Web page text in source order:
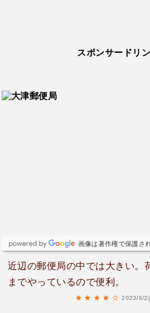
スポンサードリ
画像は著作権で保護さ
近辺の郵便局の中では大きい。
までやっているので便利。
2023/6/2(